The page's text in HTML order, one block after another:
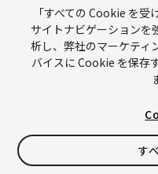
古市 太郎
Unity
Copyright © 2026 Unity
「すべての Cookie を受
サイトナビゲーションを
析し、弊社のマーケティ
バイスに Cookie を保存
す